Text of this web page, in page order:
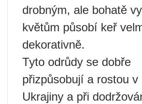
drobným, ale bohatě
květům působí keř
dekorativně.
Tyto odrůdy se dobře
přizpůsobují a rostou v
Ukrajiny a při